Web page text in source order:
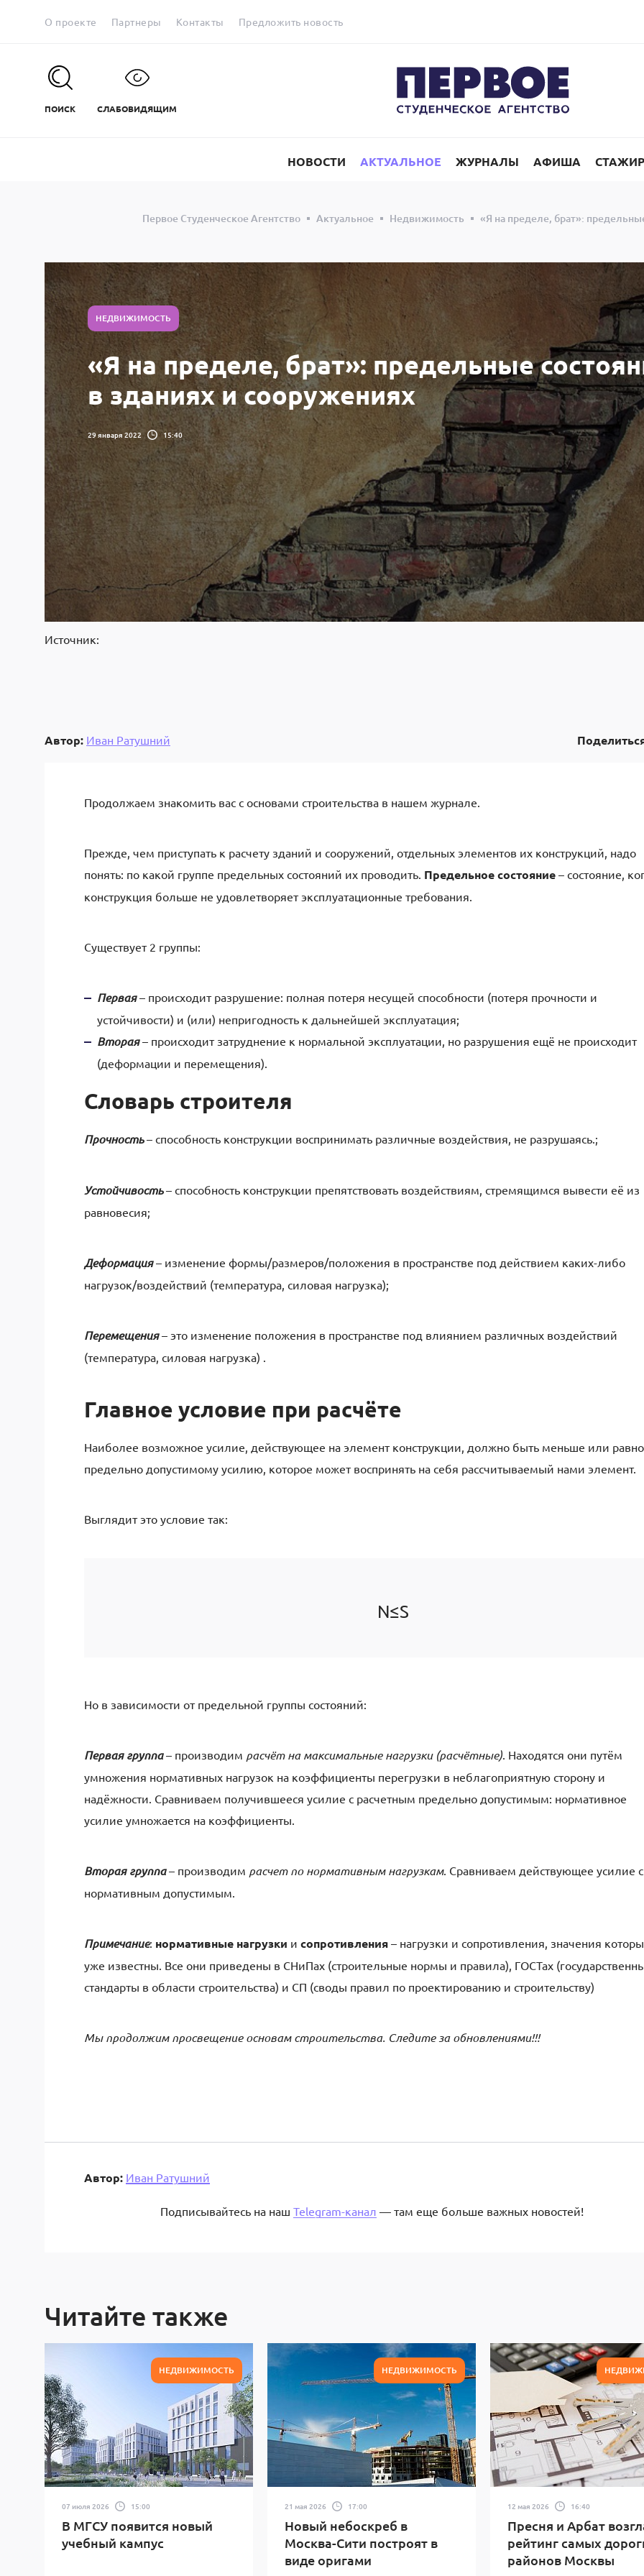
О проекте Партнеры Контакты Предложить новость
ПОИСК СЛАБОВИДЯЩИМ
НОВОСТИ АКТУАЛЬНОЕ ЖУРНАЛЫ АФИША
Первое Студенческое Агентство Актуальное Недвижимость «Я на пределе, брат»:
НЕДВИЖИМОСТЬ
«Я на пределе, брат»: предельные
в зданиях и сооружениях
29 января 2022 15:40
Источник:
Автор: Иван Ратушний
Продолжаем знакомить вас с основами строительства в нашем журнале.
Прежде, чем приступать к расчету зданий и сооружений, отдельных элементов их конструкций, надо
понять: по какой группе предельных состояний их проводить. Предельное состояние – состояние,
конструкция больше не удовлетворяет эксплуатационные требования.
Существует 2 группы:
Первая– происходит разрушение: полная потеря несущей способности (потеря прочности и
устойчивости) и (или) непригодность к дальнейшей эксплуатация;
Вторая– происходит затруднение к нормальной эксплуатации, но разрушения ещё не происходит
(деформации и перемещения).
Словарь строителя
Прочность– способность конструкции воспринимать различные воздействия, не разрушаясь.;
Устойчивость– способность конструкции препятствовать воздействиям, стремящимся вывести её из
равновесия;
Деформация– изменение формы/размеров/положения в пространстве под действием каких-либо
нагрузок/воздействий (температура, силовая нагрузка);
Перемещения– это изменение положения в пространстве под влиянием различных воздействий
(температура, силовая нагрузка) .
Главное условие при расчёте
Наиболее возможное усилие, действующее на элемент конструкции, должно быть меньше или равно
предельно допустимому усилию, которое может воспринять на себя рассчитываемый нами элемент.
Выглядит это условие так:
N≤S
Но в зависимости от предельной группы состояний:
Первая группа– производим расчёт на максимальные нагрузки (расчётные). Находятся они путём
умножения нормативных нагрузок на коэффициенты перегрузки в неблагоприятную сторону и
надёжности. Сравниваем получившееся усилие с расчетным предельно допустимым: нормативное
усилие умножается на коэффициенты.
Вторая группа– производим расчет по нормативным нагрузкам. Сравниваем действующее усилие с
нормативным допустимым.
Примечание: нормативные нагрузки и сопротивления – нагрузки и сопротивления, значения
уже известны. Все они приведены в СНиПах (строительные нормы и правила), ГОСТах
стандарты в области строительства) и СП (своды правил по проектированию и строительству)
Мы продолжим просвещение основам строительства. Следите за обновлениями!!!
Автор: Иван Ратушний
Подписывайтесь на наш Telegram-канал — там еще больше важных новостей!
Читайте также
НЕДВИЖИМОСТЬ
07 июля 2026 15:00
В МГСУ появится новый
учебный кампус
НЕДВИЖИМОСТЬ
21 мая 2026 17:00
Новый небоскреб в
Москва-Сити построят в
виде оригами
12 мая 2026 16:40
Пресня и Арбат
рейтинг самых
районов Москвы